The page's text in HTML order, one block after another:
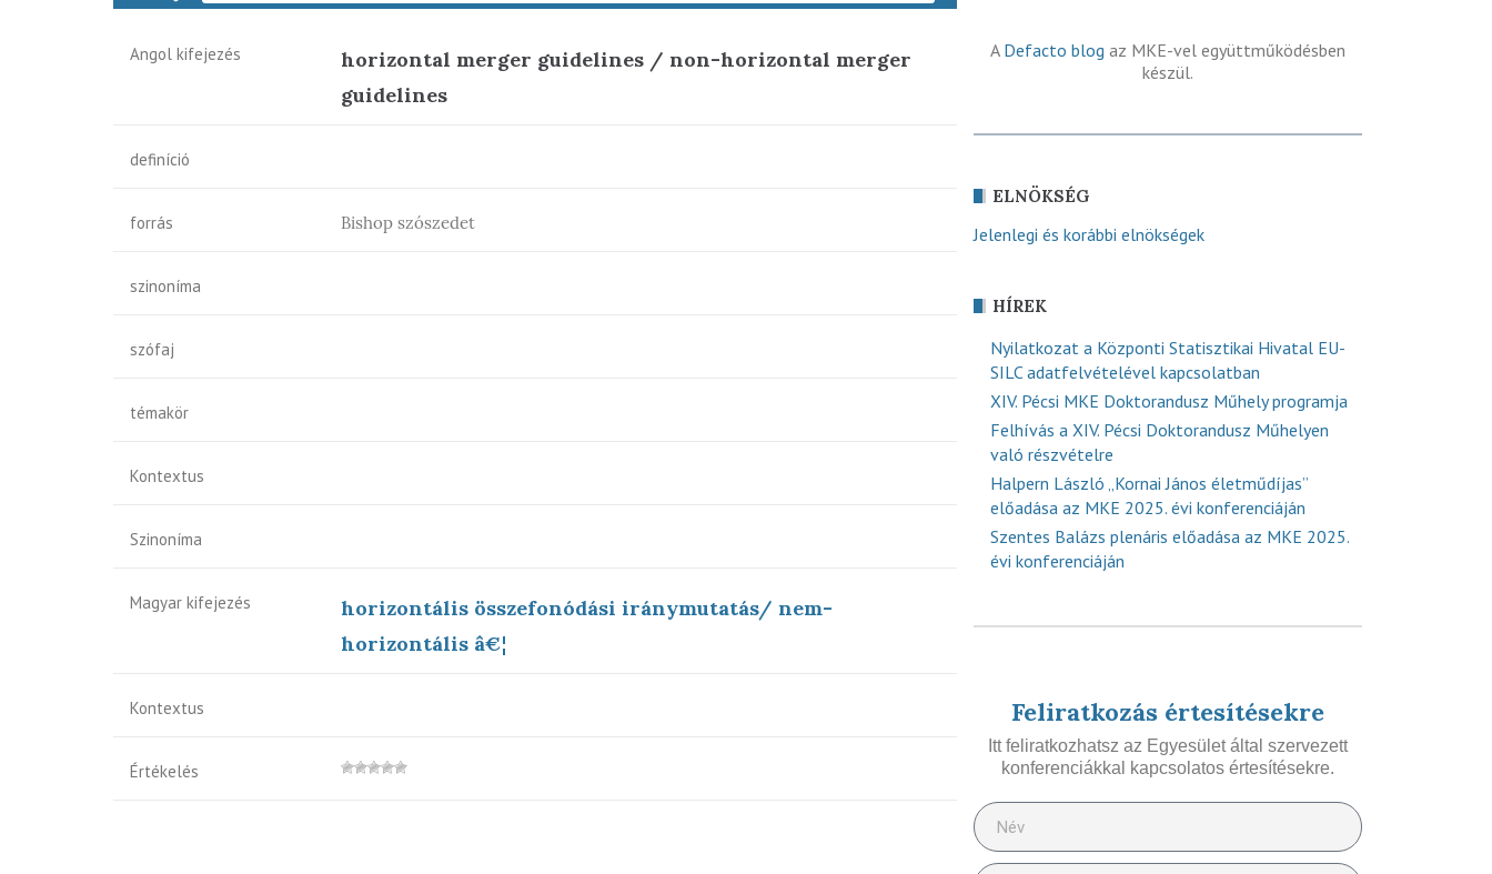
Angol kifejezés
horizontal merger guidelines / non-horizontal merger
guidelines
definíció
forrás Bishop szószedet
szinoníma
szófaj
témakör
Kontextus
Szinoníma
Magyar kifejezés
horizontális összefonódási iránymutatás/ nem-
horizontális â€¦
Kontextus
Értékelés
A Defacto blog az MKE-vel együttműködésben
készül.
ELNÖKSÉG
Jelenlegi és korábbi elnökségek
HÍREK
Nyilatkozat a Központi Statisztikai Hivatal EU-
SILC adatfelvételével kapcsolatban
XIV. Pécsi MKE Doktorandusz Műhely programja
Felhívás a XIV. Pécsi Doktorandusz Műhelyen
való részvételre
Halpern László „Kornai János életműdíjas”
előadása az MKE 2025. évi konferenciáján
Szentes Balázs plenáris előadása az MKE 2025.
évi konferenciáján
Feliratkozás értesítésekre
Itt feliratkozhatsz az Egyesület által szervezett
konferenciákkal kapcsolatos értesítésekre.